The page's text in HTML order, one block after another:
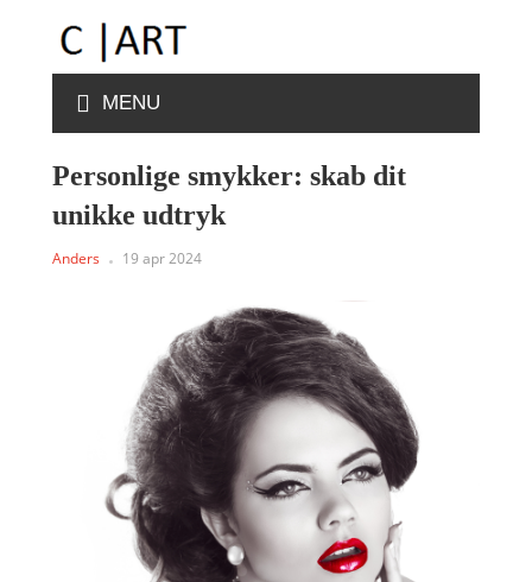
MENU
Personlige smykker: skab dit
unikke udtryk
Anders 19 apr 2024